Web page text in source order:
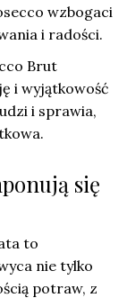
wzbogaci
i radości.
Brut
i wyjątkowość
i sprawia,
się
to
nie tylko
potraw, z